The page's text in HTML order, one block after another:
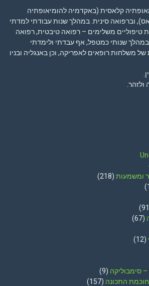
קלאסית (באקדמיה להומיאופתיה
וברפואה סינית. במהלך שנות עבודתי למדתי
טיפוליים משלימים – רפואה טיבטית, רפואה
במהלך שנותי כמטפל, אף עבדתי ולימדתי
משלחות רופאים לאפריקה, וכן באנגליה ובניו
ולזהר.
ומשמעות (218)
(67)
(12)
– סימבוליקה (9)
התכונה (157)